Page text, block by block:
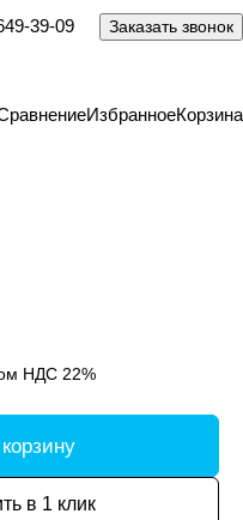
39-09 Заказать звонок
ИзбранноеКорзина
НДС 22%
в 1 клик